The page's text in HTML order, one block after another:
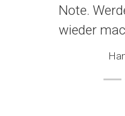
Note.
wieder